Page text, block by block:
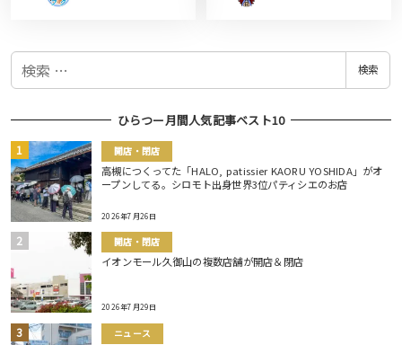
検
検索
ひらつー月間人気記事ベスト10
開店・閉店
高槻につくってた「HALO, patissier KAORU YOSHIDA」がオ
ープンしてる。シロモト出身世界3位パティシエのお店
2026年7月26日
開店・閉店
イオンモール久御山の複数店舗が開店＆閉店
2026年7月29日
ニュース